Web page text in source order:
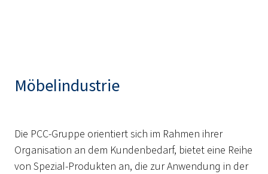
Möbelindustrie
Die PCC-Gruppe orientiert sich im Rahmen ihrer
Organisation an dem Kundenbedarf, bietet eine Reihe
von Spezial-Produkten an, die zur Anwendung in der